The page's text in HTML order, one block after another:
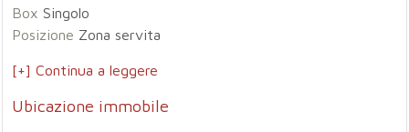
Box Singolo
Posizione Zona servita
[+] Continua a leggere
Ubicazione immobile